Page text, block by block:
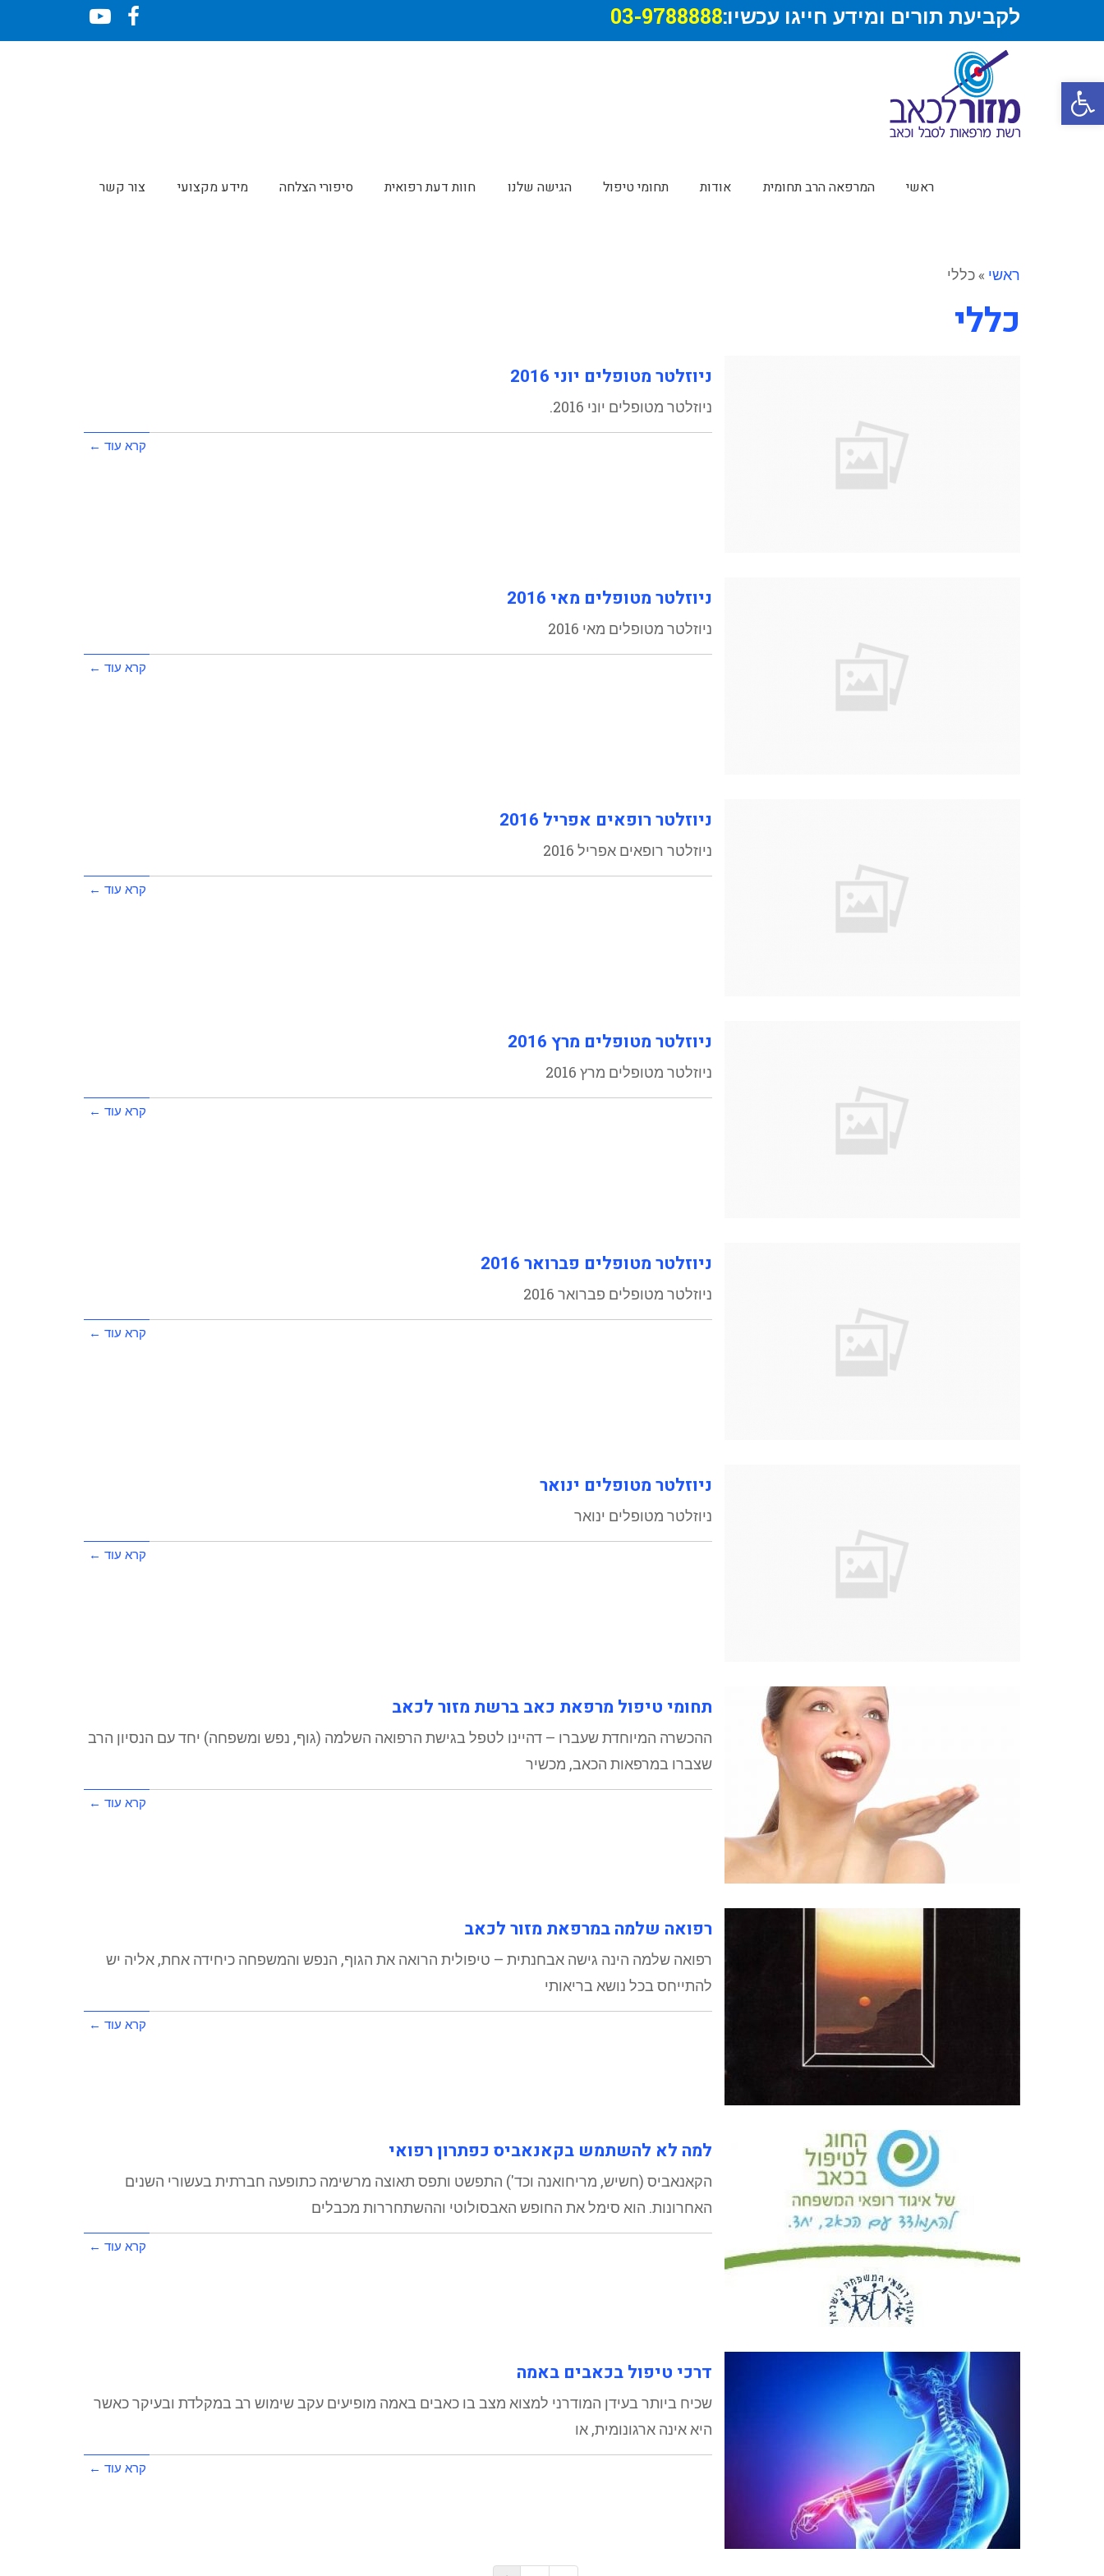
לקביעת תורים ומידע חייגו עכשיו:03-9788888
Facebook
YouTube
ראשי המרפאה הרב תחומית אודות תחומי טיפול הגישה שלנו חוות דעת רפואית סיפורי הצלחה מידע מקצועי צור קשר
ראשי »כללי
כללי
ניוזלטר מטופלים יוני 2016
ניוזלטר מטופלים יוני 2016.
קרא עוד ←
ניוזלטר מטופלים מאי 2016
ניוזלטר מטופלים מאי 2016
קרא עוד ←
ניוזלטר רופאים אפריל 2016
ניוזלטר רופאים אפריל 2016
קרא עוד ←
ניוזלטר מטופלים מרץ 2016
ניוזלטר מטופלים מרץ 2016
קרא עוד ←
ניוזלטר מטופלים פברואר 2016
ניוזלטר מטופלים פברואר 2016
קרא עוד ←
ניוזלטר מטופלים ינואר
ניוזלטר מטופלים ינואר
קרא עוד ←
תחומי טיפול מרפאת כאב ברשת מזור לכאב
ההכשרה המיוחדת שעברו – דהיינו לטפל בגישת הרפואה השלמה (גוף, נפש ומשפחה) יחד עם הנסיון הרב
שצברו במרפאות הכאב, מכשיר
קרא עוד ←
רפואה שלמה במרפאת מזור לכאב
רפואה שלמה הינה גישה אבחנתית – טיפולית הרואה את הגוף, הנפש והמשפחה כיחידה אחת, אליה יש
להתייחס בכל נושא בריאותי
קרא עוד ←
למה לא להשתמש בקאנאביס כפתרון רפואי
הקאנאביס (חשיש, מריחואנה וכד') התפשט ותפס תאוצה מרשימה כתופעה חברתית בעשורי השנים
האחרונות. הוא סימל את החופש האבסולוטי וההשתחררות מכבלים
קרא עוד ←
דרכי טיפול בכאבים באמה
שכיח ביותר בעידן המודרני למצוא מצב בו כאבים באמה מופיעים עקב שימוש רב במקלדת ובעיקר כאשר
היא אינה ארגונומית, או
קרא עוד ←
פתח סרגל נגישות